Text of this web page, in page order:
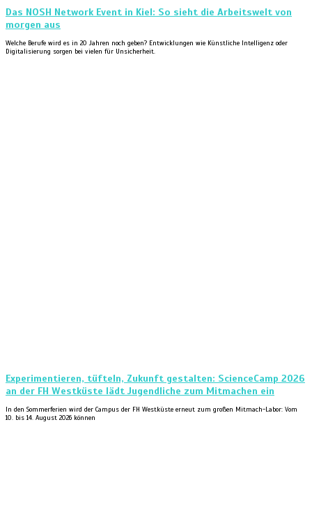
Das NOSH Network Event in Kiel: So sieht die Arbeitswelt von
morgen aus
Welche Berufe wird es in 20 Jahren noch geben? Entwicklungen wie Künstliche Intelligenz oder
Digitalisierung sorgen bei vielen für Unsicherheit.
Experimentieren, tüfteln, Zukunft gestalten: ScienceCamp 2026
an der FH Westküste lädt Jugendliche zum Mitmachen ein
In den Sommerferien wird der Campus der FH Westküste erneut zum großen Mitmach-Labor: Vom
10. bis 14. August 2026 können